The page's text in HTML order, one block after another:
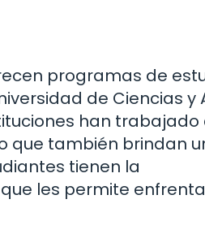
programas de
de Ciencias y
han trabajado
que también brindan
tienen la
les permite